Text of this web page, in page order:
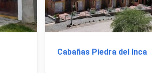
Cabañas Piedra del Inca